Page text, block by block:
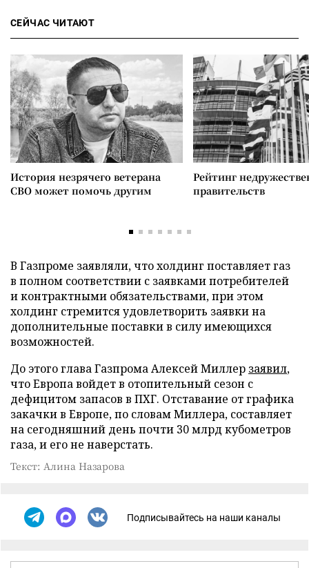
СЕЙЧАС ЧИТАЮТ
История незрячего ветерана
СВО может помочь другим
Рейтинг
правительств
В Газпроме заявляли, что холдинг поставляет газ
в полном соответствии с заявками потребителей
и контрактными обязательствами, при этом
холдинг стремится удовлетворить заявки на
дополнительные поставки в силу имеющихся
возможностей.
До этого глава Газпрома Алексей Миллер заявил,
что Европа войдет в отопительный сезон с
дефицитом запасов в ПХГ. Отставание от графика
закачки в Европе, по словам Миллера, составляет
на сегодняшний день почти 30 млрд кубометров
газа, и его не наверстать.
Текст: Алина Назарова
Подписывайтесь на наши каналы